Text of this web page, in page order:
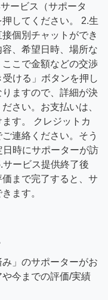
ービス（サポータ
してください。 2.生
個別チャットができ
、希望日時、場所な
こで金額などの交渉
ける」ボタンを押し
ますので、詳細が決
さい。お支払いは、
す。 クレジットカ
連絡ください。そう
時にサポーターが訪
ービス提供終了後
まで完了すると、サ
ます。
み」のサポーターがお
今までの評価/実績